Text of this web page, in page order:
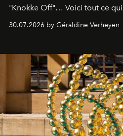
"Knokke Off"… Voici tout ce
plateformes de streaming en
30.07.2026 by Géraldine Verheyen